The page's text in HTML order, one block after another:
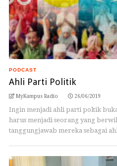
PODCAST
Ahli Parti Politik
MyKampus Radio 26/06/2019
Ingin menjadi ahli parti poltik
harus menjadi seorang yang
tanggungjawab mereka sebagai